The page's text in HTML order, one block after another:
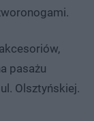
pasażu
Olsztyńskiej.